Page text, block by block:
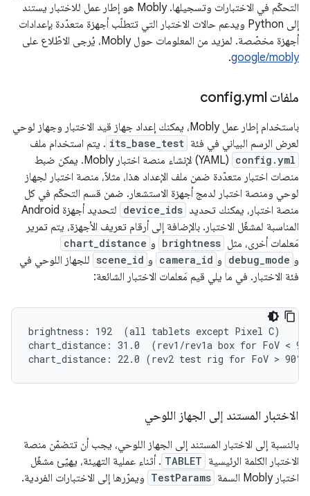
التحكّم في الاختبارات وتسجيلها. Mobly هو إطار عمل للاختبار يستند
إلى Python ويدعم حالات الاختبار التي تتطلّب أجهزة متعدّدة بإعدادات
أجهزة مخصّصة. لمزيد من المعلومات حول Mobly، يُرجى الاطّلاع على
google/mobly
.
ملفات config .yml
باستخدام إطار عمل Mobly، يمكنك إعداد جهاز قيد الاختبار وجهاز لوحي
لعرض الرسم البياني في فئة its_base_test . يتم استخدام ملف
config.yml
(YAML) لإنشاء منصة اختبار Mobly. يمكن ضبط
منصات اختبار متعدّدة ضمن ملف الإعداد هذا، مثلاً، منصة اختبار لجهاز
لوحي ومنصة اختبار لدمج أجهزة الاستشعار. ضمن قسم التحكّم في كل
منصة اختبار، يمكنك تحديد device_ids
لتحديد أجهزة Android
المناسبة لمشغّل الاختبار. بالإضافة إلى أرقام تعريف الأجهزة، يتم تمرير
مَعلمات أخرى، مثل brightness و chart_distance
و debug_mode و camera_id و scene_id للجهاز اللوحي في
فئة الاختبار. في ما يلي قيم مَعلمات الاختبار الشائعة:
brightness: 192  (all tablets except Pixel C)
chart_distance: 31.0  (rev1/rev1a box for FoV <
الاختبار المستند إلى الجهاز اللوحي
بالنسبة إلى الاختبار المستند إلى الجهاز اللوحي، يجب أن تتضمّن منصة
الاختبار الكلمة الرئيسية TABLET . أثناء عملية التهيئة، يهيّئ مشغّل
اختبار Mobly السمة
TestParams ويمرّرها إلى الاختبارات الفردية.